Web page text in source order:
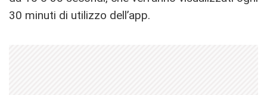
30 minuti di utilizzo dell’app.